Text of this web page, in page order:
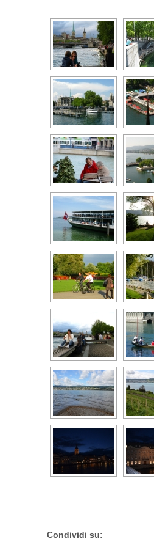
Condividi su: